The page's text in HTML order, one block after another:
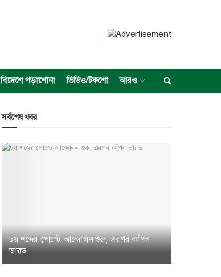
বিদেশে পড়াশোনা ভিডিও/টকশো আরও
সর্বশেষ খবর
ছয় শব্দের পোস্টে আন্দোলন শুরু, এরপর কাঁপল
ভারত